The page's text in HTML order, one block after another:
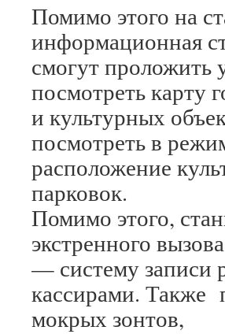
Помимо этого на
информационная
смогут проложить
посмотреть карту
и культурных
посмотреть в
расположение
парковок.
Помимо этого,
экстренного
— систему записи
кассирами. Также
мокрых зонтов,